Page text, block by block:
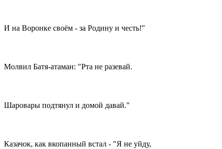
И на Воронке своём - за Родину и честь!"
Молвил Батя-атаман: "Рта не разевай.
Шаровары подтянул и домой давай."
Казачок, как вкопанный встал - "Я не уйду,